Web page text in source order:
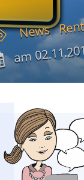
News
am